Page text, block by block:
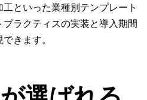
といった業種別テンプレート
ラクティスの実装と導入期間
きます。